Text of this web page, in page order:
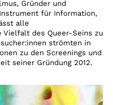
Gründer und
für Information,
alle
Vielfalt des Queer-Seins zu
strömten in
zu den Screenings und
seiner Gründung 2012.